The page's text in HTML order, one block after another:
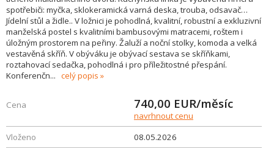
spotřebiči: myčka, sklokeramická varná deska, trouba, odsavač…
Jídelní stůl a židle.. V ložnici je pohodlná, kvalitní, robustní a exkluzivní
manželská postel s kvalitními bambusovými matracemi, roštem i
úložným prostorem na peřiny. Žaluží a noční stolky, komoda a velká
vestavěná skříň. V obýváku je obývací sestava se skříňkami,
roztahovací sedačka, pohodlná i pro příležitostné přespání.
Konferenčn... celý popis
Cena 740,00 EUR/měsíc
navrhnout cenu
Vloženo
08.05.2026